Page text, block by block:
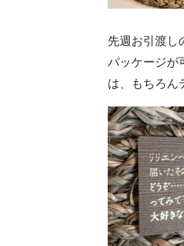
先週お引渡し
パッケージが
は、もちろん